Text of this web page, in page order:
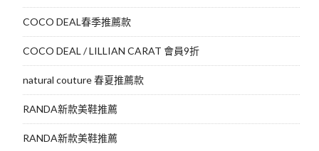
COCO DEAL春季推薦款
COCO DEAL / LILLIAN CARAT 會員9折
natural couture 春夏推薦款
RANDA新款美鞋推薦
RANDA新款美鞋推薦